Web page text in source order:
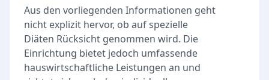
Aus den vorliegenden Informationen geht
nicht explizit hervor, ob auf spezielle
Diäten Rücksicht genommen wird. Die
Einrichtung bietet jedoch umfassende
hauswirtschaftliche Leistungen an und